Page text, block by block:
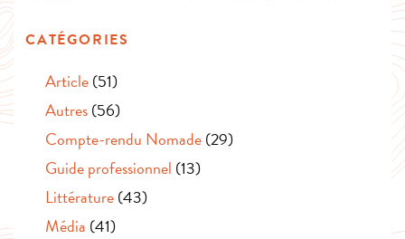
CATÉGORIES
Article(51)
Autres(56)
Compte-rendu Nomade(29)
Guide professionnel (13)
Littérature(43)
Média (41)